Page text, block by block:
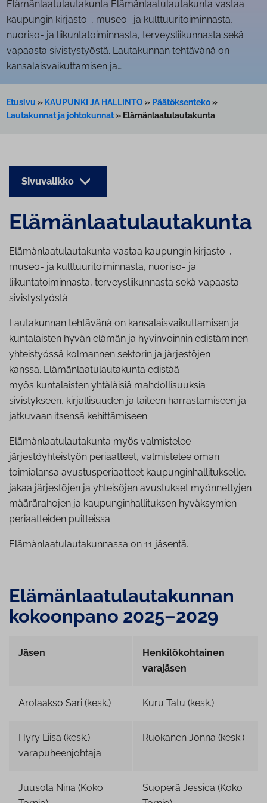
Elä­män­laa­tu­lau­ta­kun­ta Elämänlaatulautakunta vastaa
kaupungin kirjasto-, museo- ja kulttuuritoiminnasta,
nuoriso- ja liikuntatoiminnasta, terveysliikunnasta sekä
vapaasta sivistystyöstä. Lautakunnan tehtävänä on
kansalaisvaikuttamisen ja…
Etusivu » KAUPUNKI JA HALLINTO » Päätöksenteko»
Lautakunnat ja johtokunnat» Elämänlaatulautakunta
Sivuvalikko
Elä­män­laa­tu­lau­ta­kun­ta
Elämänlaatulautakunta vastaa kaupungin kirjasto-,
museo- ja kulttuuritoiminnasta, nuoriso- ja
liikuntatoiminnasta, terveysliikunnasta sekä vapaasta
sivistystyöstä.
Lautakunnan tehtävänä on kansalaisvaikuttamisen ja
kuntalaisten hyvän elämän ja hyvinvoinnin edistäminen
yhteistyössä kolmannen sektorin ja järjestöjen
kanssa. Elämänlaatulautakunta edistää
myös kuntalaisten yhtäläisiä mahdollisuuksia
sivistykseen, kirjallisuuden ja taiteen harrastamiseen ja
jatkuvaan itsensä kehittämiseen.
Elämänlaatulautakunta myös valmistelee
järjestöyhteistyön periaatteet, valmistelee oman
toimialansa avustusperiaatteet kaupunginhallitukselle,
jakaa järjestöjen ja yhteisöjen avustukset myönnettyjen
määrärahojen ja kaupunginhallituksen hyväksymien
periaatteiden puitteissa.
Elämänlaatulautakunnassa on 11 jäsentä.
Elä­män­laa­tu­lau­ta­kun­nan
kokoonpano 2025–2029
Jäsen
Henkilökohtainen
varajäsen
Arolaakso Sari (kesk.) Kuru Tatu (kesk.)
Hyry Liisa (kesk.)
varapuheenjohtaja
Ruokanen Jonna (kesk.)
Juusola Nina (Koko
Suoperä Jessica (Koko